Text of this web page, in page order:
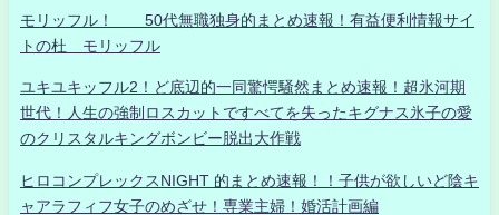
モリッフル！ 50代無職独身的まとめ速報！有益便利情報サイ
トの杜 モリッフル
ユキユキッフル2！ど底辺的一同驚愕騒然まとめ速報！超氷河期
世代！人生の強制ロスカットですべてを失ったキグナス氷子の愛
のクリスタルキングボンビー脱出大作戦
ヒロコンプレックスNIGHT 的まとめ速報！！子供が欲しいど陰キ
ャアラフィフ女子のめざせ！専業主婦！婚活計画編